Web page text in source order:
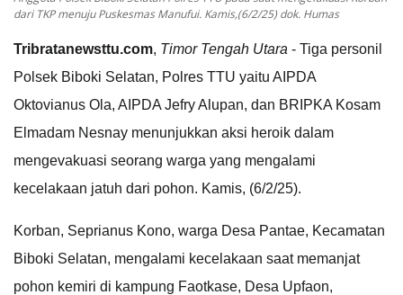
dari TKP menuju Puskesmas Manufui. Kamis,(6/2/25) dok. Humas
Tribratanewsttu.com, Timor Tengah Utara - Tiga personil
Polsek Biboki Selatan, Polres TTU yaitu AIPDA
Oktovianus Ola, AIPDA Jefry Alupan, dan BRIPKA Kosam
Elmadam Nesnay menunjukkan aksi heroik dalam
mengevakuasi seorang warga yang mengalami
kecelakaan jatuh dari pohon. Kamis, (6/2/25).
Korban, Seprianus Kono, warga Desa Pantae, Kecamatan
Biboki Selatan, mengalami kecelakaan saat memanjat
pohon kemiri di kampung Faotkase, Desa Upfaon,